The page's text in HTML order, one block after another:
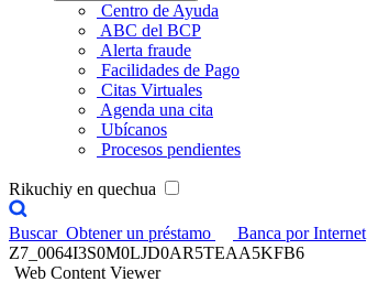
Centro de Ayuda
ABC del BCP
Alerta fraude
Facilidades de Pago
Citas Virtuales
Agenda una cita
Ubícanos
Procesos pendientes
Rikuchiy en quechua
Buscar Obtener un préstamo
Banca por Internet
Z7_0064I3S0M0LJD0AR5TEAA5KFB6
Web Content Viewer